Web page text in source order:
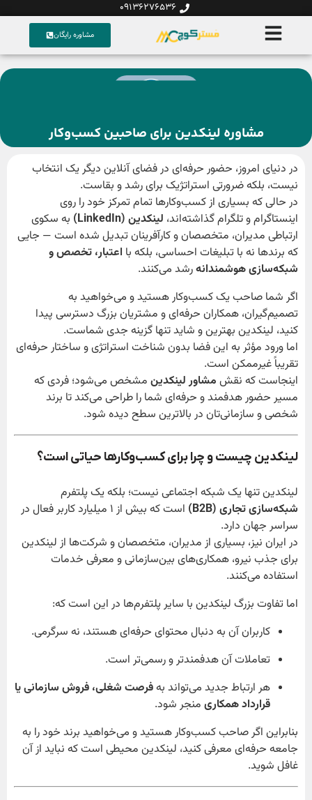
09136276536
مشاوره رایگان
مشاوره لینکدین برای صاحبین کسب‌وکار
در دنیای امروز، حضور حرفه‌ای در فضای آنلاین دیگر یک انتخاب
نیست، بلکه ضرورتی استراتژیک برای رشد و بقاست.
در حالی که بسیاری از کسب‌وکارها تمام تمرکز خود را روی
اینستاگرام و تلگرام گذاشته‌اند، لینکدین (LinkedIn)
به سکوی
ارتباطی مدیران، متخصصان و کارآفرینان تبدیل شده است — جایی
که برندها نه با تبلیغات احساسی، بلکه با اعتبار، تخصص و
شبکه‌سازی هوشمندانهرشد می‌کنند.
اگر شما صاحب یک کسب‌وکار هستید و می‌خواهید به
تصمیم‌گیران، همکاران حرفه‌ای و مشتریان بزرگ دسترسی پیدا
کنید، لینکدین بهترین و شاید تنها گزینه جدی شماست.
اما ورود مؤثر به این فضا بدون شناخت استراتژی و ساختار حرفه‌ای
تقریباً غیرممکن است.
اینجاست که نقش مشاور لینکدین مشخص می‌شود؛ فردی که
مسیر حضور هدفمند و حرفه‌ای شما را طراحی می‌کند تا برند
شخصی و سازمانی‌تان در بالاترین سطح دیده شود.
لینکدین چیست و چرا برای کسب‌وکارها حیاتی است؟
لینکدین تنها یک شبکه اجتماعی نیست؛ بلکه یک پلتفرم
شبکه‌سازی تجاری (B2B)
است که بیش از ۱ میلیارد کاربر فعال در
سراسر جهان دارد.
در ایران نیز، بسیاری از مدیران، متخصصان و شرکت‌ها از لینکدین
برای جذب نیرو، همکاری‌های بین‌سازمانی و معرفی خدمات
استفاده می‌کنند.
اما تفاوت بزرگ لینکدین با سایر پلتفرم‌ها در این است که:
کاربران آن به دنبال محتوای حرفه‌ای هستند، نه سرگرمی.
تعاملات آن هدفمندتر و رسمی‌تر است.
هر ارتباط جدید می‌تواند بهفرصت شغلی، فروش سازمانی یا
قرارداد همکاری منجر شود.
بنابراین اگر صاحب کسب‌وکار هستید و می‌خواهید برند خود را به
جامعه حرفه‌ای معرفی کنید، لینکدین محیطی است که نباید از آن
غافل شوید.